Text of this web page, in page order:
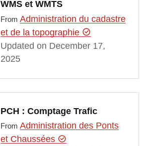
WMS et WMTS
From Administration du cadastre
et de la topographie
Updated on December 17,
2025
PCH : Comptage Trafic
From Administration des Ponts
et Chaussées